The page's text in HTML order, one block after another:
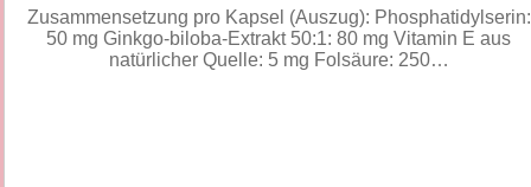
Zusammensetzung pro Kapsel (Auszug): Phosphatidylserin:
50 mg Ginkgo-biloba-Extrakt 50:1: 80 mg Vitamin E aus
natürlicher Quelle: 5 mg Folsäure: 250…